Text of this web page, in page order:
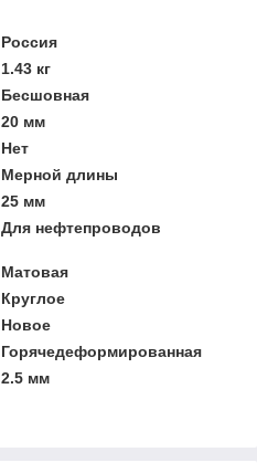
Россия
1.43 кг
Бесшовная
20 мм
Нет
Мерной длины
25 мм
Для нефтепроводов
Матовая
Круглое
Новое
Горячедеформированная
2.5 мм